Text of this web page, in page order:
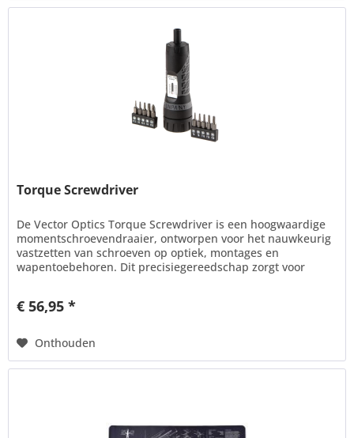
Torque Screwdriver
De Vector Optics Torque Screwdriver is een hoogwaardige
momentschroevendraaier, ontworpen voor het nauwkeurig
vastzetten van schroeven op optiek, montages en
wapentoebehoren. Dit precisiegereedschap zorgt voor
€ 56,95 *
Onthouden